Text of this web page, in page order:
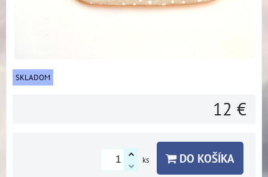
SKLADOM
12 €
ks DO KOŠÍKA